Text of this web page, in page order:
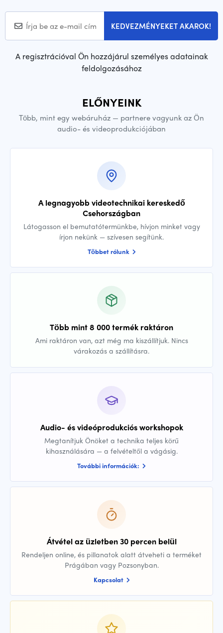
KEDVEZMÉNYEKET AKAROK!
A regisztrációval Ön hozzájárul személyes adatainak
feldolgozásához
ELŐNYEINK
Több, mint egy webáruház — partnere vagyunk az Ön
audio- és videoprodukciójában
A legnagyobb videotechnikai kereskedő
Csehországban
Látogasson el bemutatótermünkbe, hívjon minket vagy
írjon nekünk — szívesen segítünk.
Többet rólunk
Több mint 8 000 termék raktáron
Ami raktáron van, azt még ma kiszállítjuk. Nincs
várakozás a szállításra.
Audio- és videóprodukciós workshopok
Megtanítjuk Önöket a technika teljes körű
kihasználására — a felvételtől a vágásig.
További információk:
Átvétel az üzletben 30 percen belül
Rendeljen online, és pillanatok alatt átveheti a terméket
Prágában vagy Pozsonyban.
Kapcsolat